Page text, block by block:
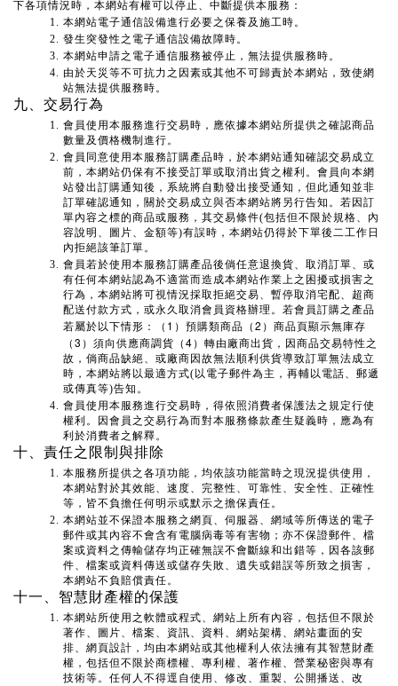
下各項情況時，本網站有權可以停止、中斷提供本服務：
本網站電子通信設備進行必要之保養及施工時。
發生突發性之電子通信設備故障時。
本網站申請之電子通信服務被停止，無法提供服務時。
由於天災等不可抗力之因素或其他不可歸責於本網站，致使網
站無法提供服務時。
九、交易行為
會員使用本服務進行交易時，應依據本網站所提供之確認商品
數量及價格機制進行。
會員同意使用本服務訂購產品時，於本網站通知確認交易成立
前，本網站仍保有不接受訂單或取消出貨之權利。會員向本網
站發出訂購通知後，系統將自動發出接受通知，但此通知並非
訂單確認通知，關於交易成立與否本網站將另行告知。若因訂
單內容之標的商品或服務，其交易條件(包括但不限於規格、內
容說明、圖片、金額等)有誤時，本網站仍得於下單後二工作日
內拒絕該筆訂單。
會員若於使用本服務訂購產品後倘任意退換貨、取消訂單、或
有任何本網站認為不適當而造成本網站作業上之困擾或損害之
行為，本網站將可視情況採取拒絕交易、暫停取消宅配、超商
配送付款方式，或永久取消會員資格辦理。若會員訂購之產品
若屬於以下情形：（ 1 ）預購類商品（ 2 ）商品頁顯示無庫存
（ 3 ）須向供應商調貨（ 4 ）轉由廠商出貨，因商品交易特性之
故，倘商品缺絕、或廠商因故無法順利供貨導致訂單無法成立
時，本網站將以最適方式(以電子郵件為主，再輔以電話、郵遞
或傳真等)告知。
會員使用本服務進行交易時，得依照消費者保護法之規定行使
權利。因會員之交易行為而對本服務條款產生疑義時，應為有
利於消費者之解釋。
十、責任之限制與排除
本服務所提供之各項功能，均依該功能當時之現況提供使用，
本網站對於其效能、速度、完整性、可靠性、安全性、正確性
等，皆不負擔任何明示或默示之擔保責任。
本網站並不保證本服務之網頁、伺服器、網域等所傳送的電子
郵件或其內容不會含有電腦病毒等有害物；亦不保證郵件、檔
案或資料之傳輸儲存均正確無誤不會斷線和出錯等，因各該郵
件、檔案或資料傳送或儲存失敗、遺失或錯誤等所致之損害，
本網站不負賠償責任。
十一、智慧財產權的保護
本網站所使用之軟體或程式、網站上所有內容，包括但不限於
著作、圖片、檔案、資訊、資料、網站架構、網站畫面的安
排、網頁設計，均由本網站或其他權利人依法擁有其智慧財產
權，包括但不限於商標權、專利權、著作權、營業秘密與專有
技術等。任何人不得逕自使用、修改、重製、公開播送、改